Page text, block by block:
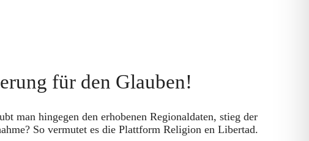
für den Glauben!
man hingegen den erhobenen Regionaldaten, stieg der
So vermutet es die Plattform Religion en Libertad.